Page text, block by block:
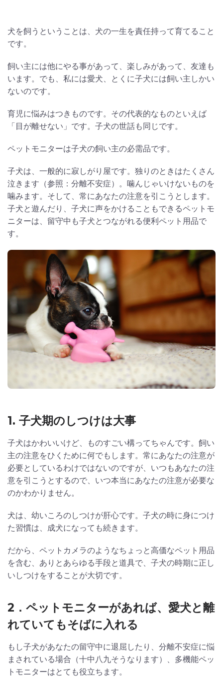
犬を飼うということは、犬の一生を責任持って育てること
です。
飼い主には他にやる事があって、楽しみがあって、友達も
います。でも、私には愛犬、とくに子犬には飼い主しかい
ないのです。
育児に悩みはつきものです。その代表的なものといえば
「目が離せない」です。子犬の世話も同じです。
ペットモニターは子犬の飼い主の必需品です。
子犬は、一般的に寂しがり屋です。独りのときはたくさん
泣きます（参照：分離不安症）。噛んじゃいけないものを
噛みます。そして、常にあなたの注意を引こうとします。
子犬と遊んだり、子犬に声をかけることもできるペットモ
ニターは、留守中も子犬とつながれる便利ペット用品で
す。
1. 子犬期のしつけは大事
子犬はかわいいけど、ものすごい構ってちゃんです。飼い
主の注意をひくために何でもします。常にあなたの注意が
必要としているわけではないのですが、いつもあなたの注
意を引こうとするので、いつ本当にあなたの注意が必要な
のかわかりません。
犬は、幼いころのしつけが肝心です。子犬の時に身につけ
た習慣は、成犬になっても続きます。
だから、ペットカメラのようなちょっと高価なペット用品
を含む、ありとあらゆる手段と道具で、子犬の時期に正し
いしつけをすることが大切です。
2．ペットモニターがあれば、愛犬と離
れていてもそばに入れる
もし子犬があなたの留守中に退屈したり、分離不安症に悩
まされている場合（十中八九そうなります）、多機能ペッ
トモニターはとても役立ちます。